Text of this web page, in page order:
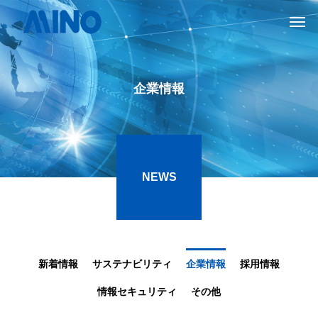
企業情報
NEWS
新着情報 サステナビリティ 企業情報 採用情報
情報セキュリティ その他